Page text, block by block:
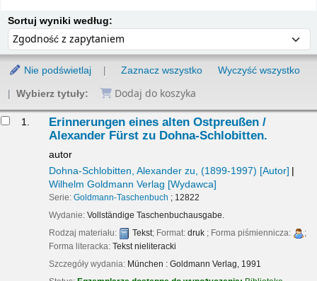
Sortuj wyniki według:
Nie podświetlaj Zaznacz wszystko Wyczyść wszystko
Wybierz tytuły: Dodaj do koszyka
1.
Erinnerungen eines alten Ostpreußen /
Alexander Fürst zu Dohna-Schlobitten.
autor
Dohna-Schlobitten, Alexander zu , (1899-1997) [Autor]
Wilhelm Goldmann Verlag [Wydawca]
Serie: Goldmann-Taschenbuch ; 12822
Wydanie: Vollständige Taschenbuchausgabe.
Rodzaj materiału:
Tekst; Format: druk ; Forma piśmiennicza:
;
Forma literacka: Tekst nieliteracki
Szczegóły wydania: München : Goldmann Verlag, 1991